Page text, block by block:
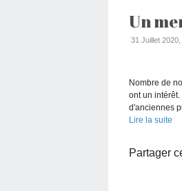
Un
31 Juillet
Nombre de
ont un
d'anciennes
Lire la suite
Partager